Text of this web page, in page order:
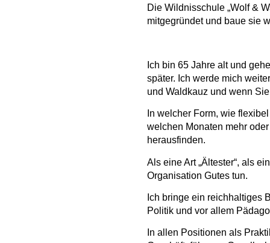
DieWildnisschule „Wolf&
mitgegründet und baue sie
Ich bin 65 Jahre alt und
später. Ich werde mich
und Waldkauz und wenn
In welcher Form, wieflexibel
welchen Monaten mehr
herausfinden.
Als eine Art „Ältester“, als
Organisation Gutes tun.
Ich bringe ein reichhaltiges
Politik und vor allem
In allen Positionen als